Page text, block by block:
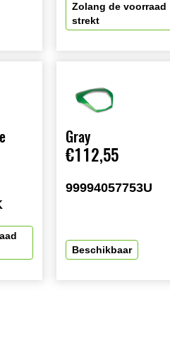
Zolang de voorraad
strekt
Gray
€112,55
99994057753U
Beschikbaar